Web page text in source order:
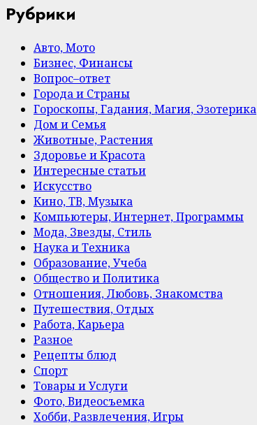
Рубрики
Авто, Мото
Бизнес, Финансы
Вопрос–ответ
Города и Страны
Гороскопы, Гадания, Магия, Эзотерика
Дом и Семья
Животные, Растения
Здоровье и Красота
Интересные статьи
Искусство
Кино, ТВ, Музыка
Компьютеры, Интернет, Программы
Мода, Звезды, Стиль
Наука и Техника
Образование, Учеба
Общество и Политика
Отношения, Любовь, Знакомства
Путешествия, Отдых
Работа, Карьера
Разное
Рецепты блюд
Спорт
Товары и Услуги
Фото, Видеосъемка
Хобби, Развлечения, Игры